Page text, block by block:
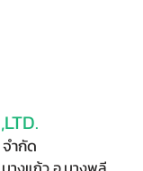
ำกัด